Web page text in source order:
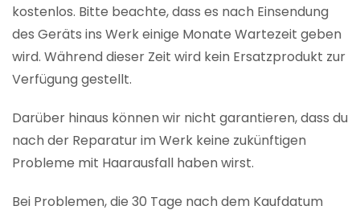
kostenlos. Bitte beachte, dass es nach Einsendung
des Geräts ins Werk einige Monate Wartezeit geben
wird. Während dieser Zeit wird kein Ersatzprodukt zur
Verfügung gestellt.
Darüber hinaus können wir nicht garantieren, dass du
nach der Reparatur im Werk keine zukünftigen
Probleme mit Haarausfall haben wirst.
Bei Problemen, die 30 Tage nach dem Kaufdatum